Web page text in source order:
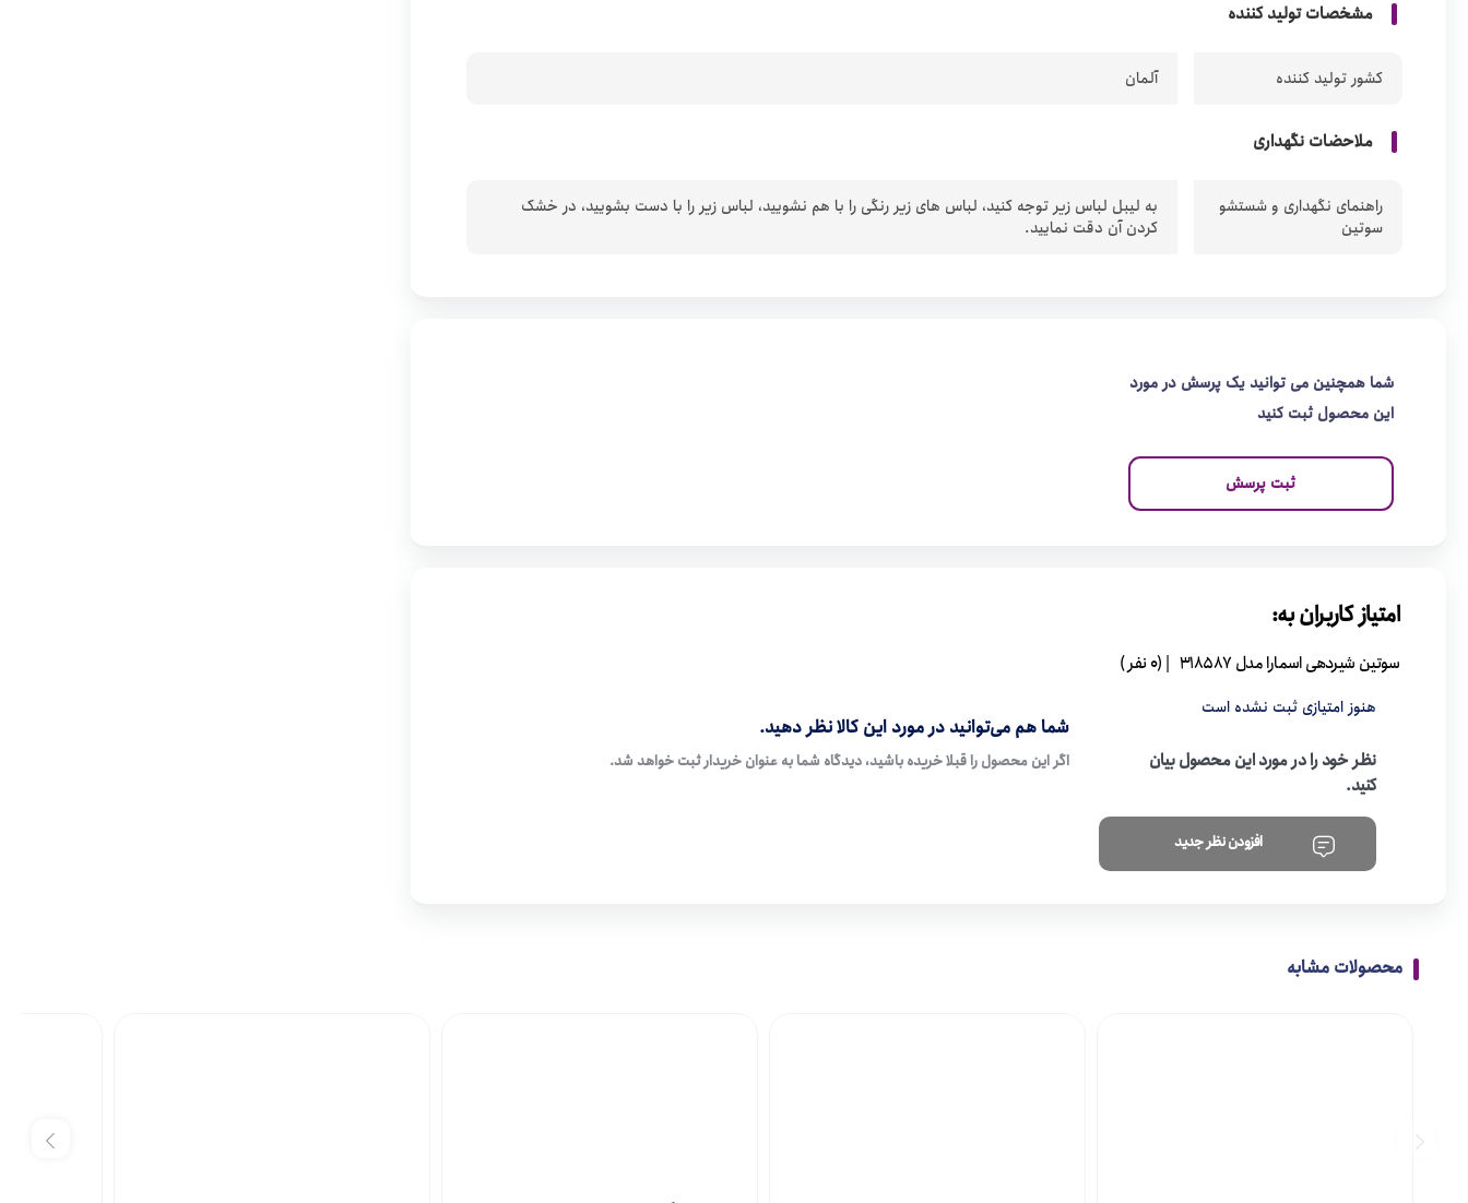
مشخصات تولید کننده
کشور تولید کننده آلمان
ملاحضات نگهداری
راهنمای نگهداری و شستشو
سوتین
به لیبل لباس زیر توجه کنید، لباس های زیر رنگی را با هم نشویید، لباس زیر را با دست بشویید، در خشک
کردن آن دقت نمایید.
شما همچنین می توانید یک پرسش در مورد
این محصول ثبت کنید
ثبت پرسش
امتیاز کاربران به:
سوتین شیردهی اسمارا مدل 318587 | (0 نفر )
هنوز امتیازی ثبت نشده است
نظر خود را در مورد این محصول بیان
کنید.
افزودن نظر جدید
شما هم می‌توانید در مورد این کالا نظر دهید.
اگر این محصول را قبلا خریده باشید، دیدگاه شما به عنوان خریدار ثبت خواهد شد.
محصولات مشابه